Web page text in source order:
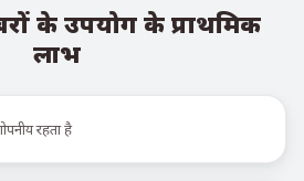
के उपयोग के प्राथमिक
लाभ
रहता है